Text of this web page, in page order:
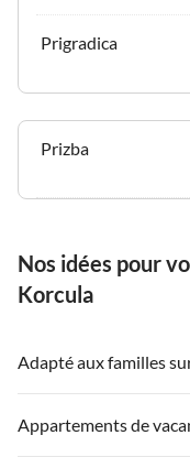
Prigradica
Prizba
Nos idées pour
Korcula
Adapté aux familles
Appartements de